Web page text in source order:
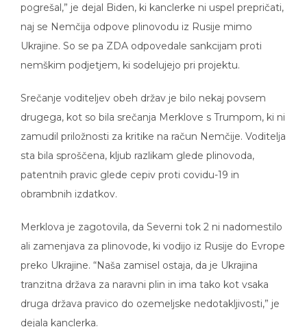
pogrešal,” je dejal Biden, ki kanclerke ni uspel prepričati,
naj se Nemčija odpove plinovodu iz Rusije mimo
Ukrajine. So se pa ZDA odpovedale sankcijam proti
nemškim podjetjem, ki sodelujejo pri projektu.
Srečanje voditeljev obeh držav je bilo nekaj povsem
drugega, kot so bila srečanja Merklove s Trumpom, ki ni
zamudil priložnosti za kritike na račun Nemčije. Voditelja
sta bila sproščena, kljub razlikam glede plinovoda,
patentnih pravic glede cepiv proti covidu-19 in
obrambnih izdatkov.
Merklova je zagotovila, da Severni tok 2 ni nadomestilo
ali zamenjava za plinovode, ki vodijo iz Rusije do Evrope
preko Ukrajine. “Naša zamisel ostaja, da je Ukrajina
tranzitna država za naravni plin in ima tako kot vsaka
druga država pravico do ozemeljske nedotakljivosti,” je
dejala kanclerka.